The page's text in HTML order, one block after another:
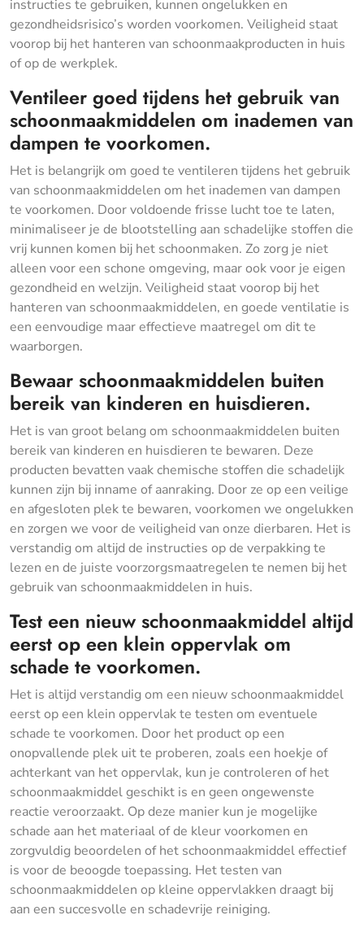
instructies te gebruiken, kunnen ongelukken en
gezondheidsrisico’s worden voorkomen. Veiligheid staat
voorop bij het hanteren van schoonmaakproducten in huis
of op de werkplek.
Ventileer goed tijdens het gebruik van
schoonmaakmiddelen om inademen van
dampen te voorkomen.
Het is belangrijk om goed te ventileren tijdens het gebruik
van schoonmaakmiddelen om het inademen van dampen
te voorkomen. Door voldoende frisse lucht toe te laten,
minimaliseer je de blootstelling aan schadelijke stoffen die
vrij kunnen komen bij het schoonmaken. Zo zorg je niet
alleen voor een schone omgeving, maar ook voor je eigen
gezondheid en welzijn. Veiligheid staat voorop bij het
hanteren van schoonmaakmiddelen, en goede ventilatie is
een eenvoudige maar effectieve maatregel om dit te
waarborgen.
Bewaar schoonmaakmiddelen buiten
bereik van kinderen en huisdieren.
Het is van groot belang om schoonmaakmiddelen buiten
bereik van kinderen en huisdieren te bewaren. Deze
producten bevatten vaak chemische stoffen die schadelijk
kunnen zijn bij inname of aanraking. Door ze op een veilige
en afgesloten plek te bewaren, voorkomen we ongelukken
en zorgen we voor de veiligheid van onze dierbaren. Het is
verstandig om altijd de instructies op de verpakking te
lezen en de juiste voorzorgsmaatregelen te nemen bij het
gebruik van schoonmaakmiddelen in huis.
Test een nieuw schoonmaakmiddel altijd
eerst op een klein oppervlak om
schade te voorkomen.
Het is altijd verstandig om een nieuw schoonmaakmiddel
eerst op een klein oppervlak te testen om eventuele
schade te voorkomen. Door het product op een
onopvallende plek uit te proberen, zoals een hoekje of
achterkant van het oppervlak, kun je controleren of het
schoonmaakmiddel geschikt is en geen ongewenste
reactie veroorzaakt. Op deze manier kun je mogelijke
schade aan het materiaal of de kleur voorkomen en
zorgvuldig beoordelen of het schoonmaakmiddel effectief
is voor de beoogde toepassing. Het testen van
schoonmaakmiddelen op kleine oppervlakken draagt bij
aan een succesvolle en schadevrije reiniging.